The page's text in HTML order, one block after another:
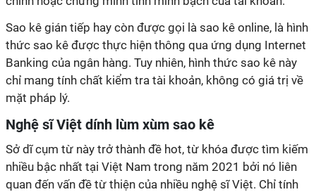
Sao kê gián tiếp hay còn được gọi là sao kê online, là hình
thức sao kê được thực hiện thông qua ứng dụng Internet
Banking của ngân hàng. Tuy nhiên, hình thức sao kê này
chỉ mang tính chất kiểm tra tài khoản, không có giá trị về
mặt pháp lý.
Nghệ sĩ Việt dính lùm xùm sao kê
Sở dĩ cụm từ này trở thành đề hot, từ khóa được tìm kiếm
nhiều bậc nhất tại Việt Nam trong năm 2021 bởi nó liên
quan đến vấn đề từ thiện của nhiều nghệ sĩ Việt. Chỉ tính